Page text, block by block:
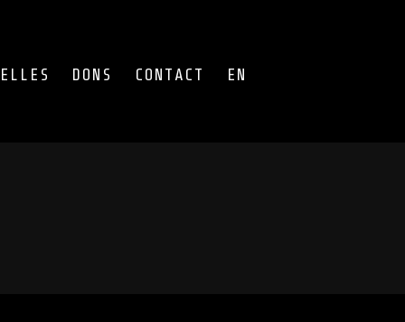
DONS CONTACT EN